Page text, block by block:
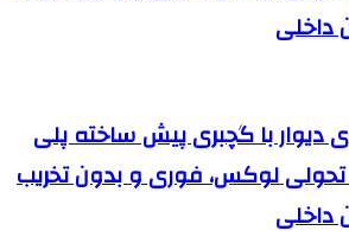
داخلی
دیوار با گچبری پیش ساخته پلی
تحولی لوکس، فوری و بدون تخریب
داخلی